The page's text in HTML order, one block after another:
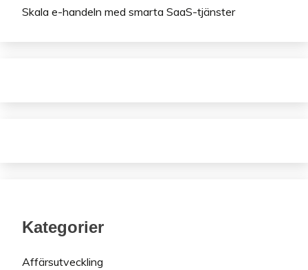
Skala e-handeln med smarta SaaS-tjänster
Kategorier
Affärsutveckling